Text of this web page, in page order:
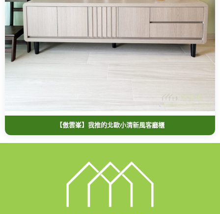
【傲雲峯】我推的北歐小清新風客廳櫃